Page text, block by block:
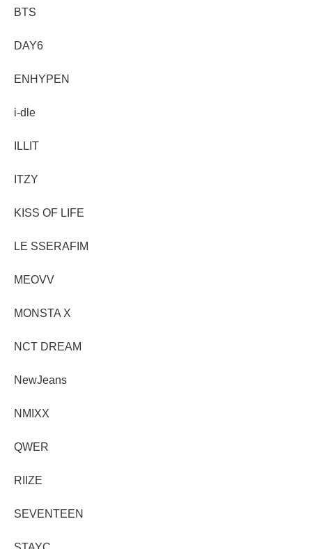
BTS
DAY6
ENHYPEN
i-dle
ILLIT
ITZY
KISS OF LIFE
LE SSERAFIM
MEOVV
MONSTA X
NCT DREAM
NewJeans
NMIXX
QWER
RIIZE
SEVENTEEN